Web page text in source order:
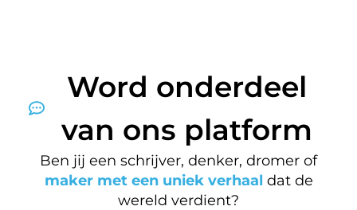
Word onderdeel
van ons platform
Ben jij een schrijver, denker, dromer of
maker met een uniek verhaal dat de
wereld verdient?